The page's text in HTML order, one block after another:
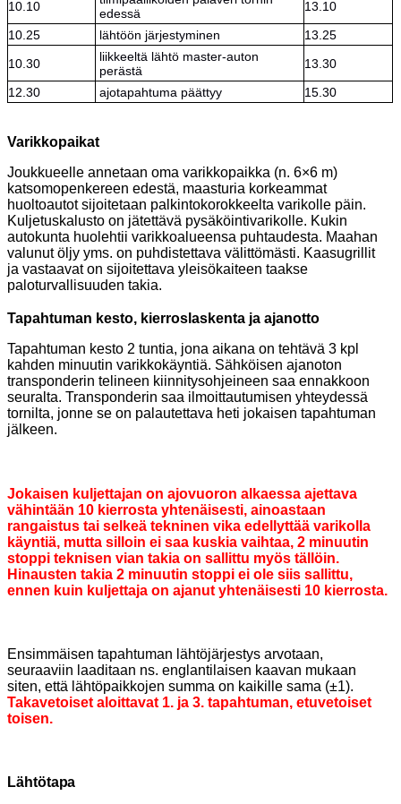
10.10
edessä
13.10
10.25 lähtöön järjestyminen
13.25
10.30
liikkeeltä lähtö master-auton
perästä
13.30
12.30 ajotapahtuma päättyy 15.30
Varikkopaikat
Joukkueelle annetaan oma varikkopaikka (n. 6×6 m)
katsomopenkereen edestä, maasturia korkeammat
huoltoautot sijoitetaan palkintokorokkeelta varikolle päin.
Kuljetuskalusto on jätettävä pysäköintivarikolle. Kukin
autokunta huolehtii varikkoalueensa puhtaudesta. Maahan
valunut öljy yms. on puhdistettava välittömästi. Kaasugrillit
ja vastaavat on sijoitettava yleisökaiteen taakse
paloturvallisuuden takia.
Tapahtuman kesto, kierroslaskenta ja ajanotto
Tapahtuman kesto 2 tuntia, jona aikana on tehtävä 3 kpl
kahden minuutin varikkokäyntiä. Sähköisen ajanoton
transponderin telineen kiinnitysohjeineen saa ennakkoon
seuralta. Transponderin saa ilmoittautumisen yhteydessä
tornilta, jonne se on palautettava heti jokaisen tapahtuman
jälkeen.
Jokaisen kuljettajan on ajovuoron alkaessa ajettava
vähintään 10 kierrosta yhtenäisesti, ainoastaan
rangaistus tai selkeä tekninen vika edellyttää varikolla
käyntiä, mutta silloin ei saa kuskia vaihtaa, 2 minuutin
stoppi teknisen vian takia on sallittu myös tällöin.
Hinausten takia 2 minuutin stoppi ei ole siis sallittu,
ennen kuin kuljettaja on ajanut yhtenäisesti 10 kierrosta.
Ensimmäisen tapahtuman lähtöjärjestys arvotaan,
seuraaviin laaditaan ns. englantilaisen kaavan mukaan
siten, että lähtöpaikkojen summa on kaikille sama (±1).
Takavetoiset aloittavat 1. ja 3. tapahtuman, etuvetoiset
toisen.
Lähtötapa